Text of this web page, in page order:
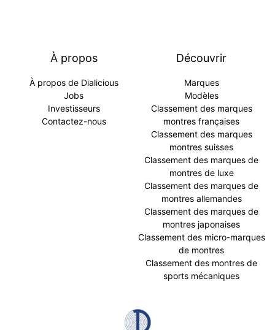
À propos
À propos de Dialicious
Jobs
Investisseurs
Contactez-nous
Découvrir
Marques
Modèles
Classement des marques
montres françaises
Classement des marques
montres suisses
Classement des marques de
montres de luxe
Classement des marques de
montres allemandes
Classement des marques de
montres japonaises
Classement des micro-marques
de montres
Classement des montres de
sports mécaniques